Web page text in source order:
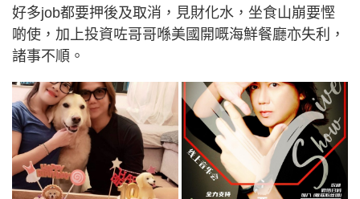
好多job都要押後及取消，見財化水，坐食山崩要慳
啲使，加上投資咗哥哥喺美國開嘅海鮮餐廳亦失利，
諸事不順。